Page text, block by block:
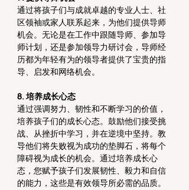
通过将孩子们与成就卓越的专业人士、社
区领袖或家人联系起来，为他们提供导师
机会。无论是在工作中跟随导师、参加导
师计划，还是参加领导力研讨会，导师经
历都为年轻有为的领导者提供了宝贵的指
导、启发和网络机会。
8. 培养成长心态
通过强调努力、韧性和不断学习的价值，
培养孩子们的成长心态。鼓励他们接受挑
战、从挫折中学习，并在逆境中坚持。教
导他们将失败视为成功的垫脚石，将每个
障碍视为成长的机会。通过培养成长心
态，您赋予孩子们发展韧性、毅力和自信
的能力，这些是有效领导所必需的品质。